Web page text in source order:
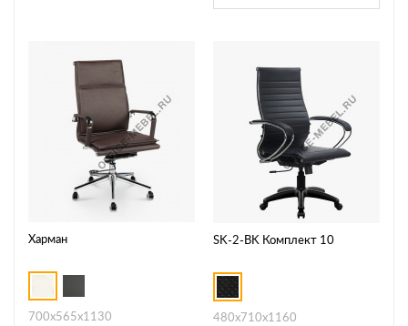
Харман
700х565х1130
SK-2-BK Комплект 10
480х710х1160